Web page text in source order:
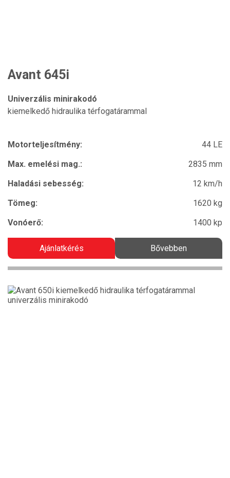
Avant 645i
Univerzális minirakodó
kiemelkedő hidraulika térfogatárammal
Motorteljesítmény:
44 LE
Max. emelési mag.:
2835 mm
Haladási sebesség:
12 km/h
Tömeg:
1620 kg
Vonóerő:
1400 kp
Ajánlatkérés Bővebben